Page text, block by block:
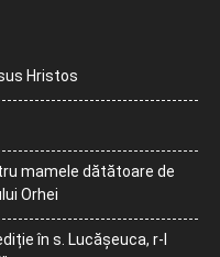
Hristos
mamele dătătoare de
Orhei
în s. Lucășeuca, r-l